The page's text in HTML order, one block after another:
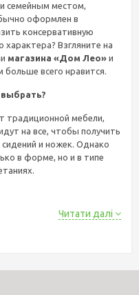
семейным местом,
оформлен в
консервативную
характера? Взгляните на
магазина «Дом Лео» и
всего нравится.
традиционной мебели,
на все, чтобы получить
и ножек. Однако
в форме, но и в типе
подойдет в качестве
Они гораздо более
Читати далі